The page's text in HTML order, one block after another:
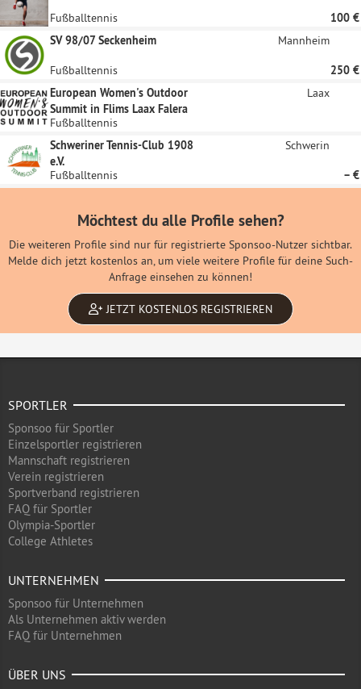
Fußballtennis
100 €
SV 98/07 Seckenheim
Mannheim
Fußballtennis
250 €
European Women's Outdoor
Summit in Flims Laax Falera
Laax
Fußballtennis
Schweriner Tennis-Club 1908
e.V.
Schwerin
Fußballtennis – €
Möchtest du alle Profile sehen?
Die weiteren Profile sind nur für registrierte Sponsoo-Nutzer sichtbar.
Melde dich jetzt kostenlos an, um viele weitere Profile für deine Such-
Anfrage einsehen zu können!
JETZT KOSTENLOS REGISTRIEREN
SPORTLER
Sponsoo für Sportler
Einzelsportler registrieren
Mannschaft registrieren
Verein registrieren
Sportverband registrieren
FAQ für Sportler
Olympia-Sportler
College Athletes
UNTERNEHMEN
Sponsoo für Unternehmen
Als Unternehmen aktiv werden
FAQ für Unternehmen
ÜBER UNS